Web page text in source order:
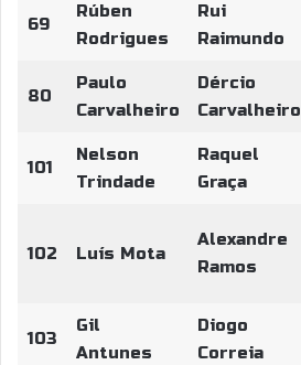
69
Rúben
Rodrigues
Rui
Raimundo
80
Paulo
Carvalheiro
Dércio
Carvalheiro
101
Nelson
Trindade
Raquel
Graça
102 Luís Mota
Alexandre
Ramos
103
Gil
Antunes
Diogo
Correia